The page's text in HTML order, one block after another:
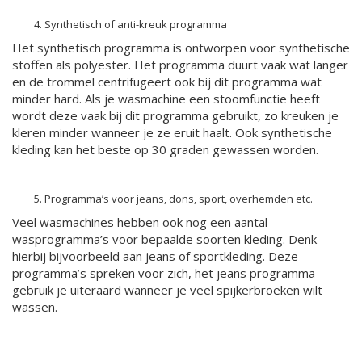
Synthetisch of anti-kreuk programma
Het synthetisch programma is ontworpen voor synthetische
stoffen als polyester. Het programma duurt vaak wat langer
en de trommel centrifugeert ook bij dit programma wat
minder hard. Als je wasmachine een stoomfunctie heeft
wordt deze vaak bij dit programma gebruikt, zo kreuken je
kleren minder wanneer je ze eruit haalt. Ook synthetische
kleding kan het beste op 30 graden gewassen worden.
Programma’s voor jeans, dons, sport, overhemden etc.
Veel wasmachines hebben ook nog een aantal
wasprogramma’s voor bepaalde soorten kleding. Denk
hierbij bijvoorbeeld aan jeans of sportkleding. Deze
programma’s spreken voor zich, het jeans programma
gebruik je uiteraard wanneer je veel spijkerbroeken wilt
wassen.